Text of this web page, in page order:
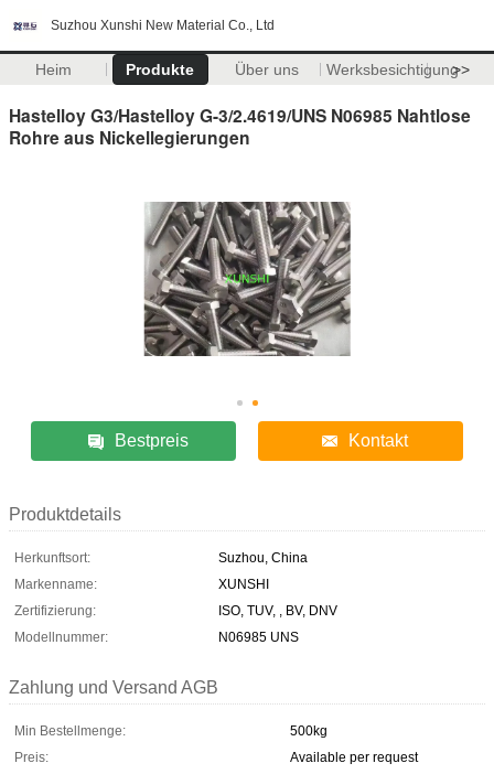
Suzhou Xunshi New Material Co., Ltd
Heim Produkte Über uns Werksbesichtigung>>
Hastelloy G3/Hastelloy G-3/2.4619/UNS N06985 Nahtlose
Rohre aus Nickellegierungen
Bestpreis Kontakt
Produktdetails
Herkunftsort:
Suzhou, China
Markenname:
XUNSHI
Zertifizierung:
ISO, TUV, , BV, DNV
Modellnummer:
N06985 UNS
Zahlung und Versand AGB
Min Bestellmenge:
500kg
Preis:
Available per request